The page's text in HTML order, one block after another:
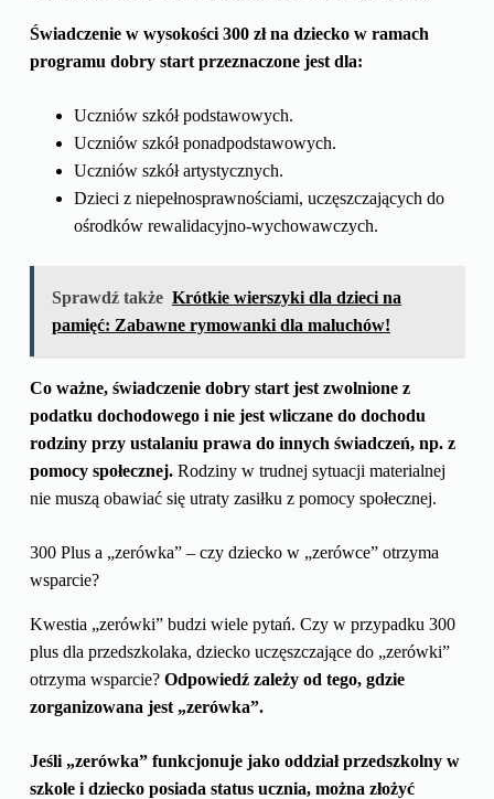
Świadczenie w wysokości 300 zł na dziecko w ramach
programu dobry start przeznaczone jest dla:
Uczniów szkół podstawowych.
Uczniów szkół ponadpodstawowych.
Uczniów szkół artystycznych.
Dzieci z niepełnosprawnościami, uczęszczających do
ośrodków rewalidacyjno-wychowawczych.
Sprawdź także Krótkie wierszyki dla dzieci na
pamięć: Zabawne rymowanki dla maluchów!
Co ważne, świadczenie dobry start jest zwolnione z
podatku dochodowego i nie jest wliczane do dochodu
rodziny przy ustalaniu prawa do innych świadczeń, np. z
pomocy społecznej.Rodziny w trudnej sytuacji materialnej
nie muszą obawiać się utraty zasiłku z pomocy społecznej.
300 Plus a „zerówka” – czy dziecko w „zerówce” otrzyma
wsparcie?
Kwestia „zerówki” budzi wiele pytań. Czy w przypadku 300
plus dla przedszkolaka, dziecko uczęszczające do „zerówki”
otrzyma wsparcie? Odpowiedź zależy od tego, gdzie
zorganizowana jest „zerówka”.
Jeśli „zerówka” funkcjonuje jako oddział przedszkolny w
szkole i dziecko posiada status ucznia, można złożyć